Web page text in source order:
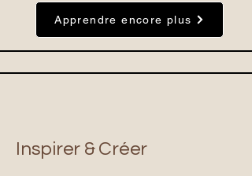
Apprendre encore plus
Inspirer & Créer